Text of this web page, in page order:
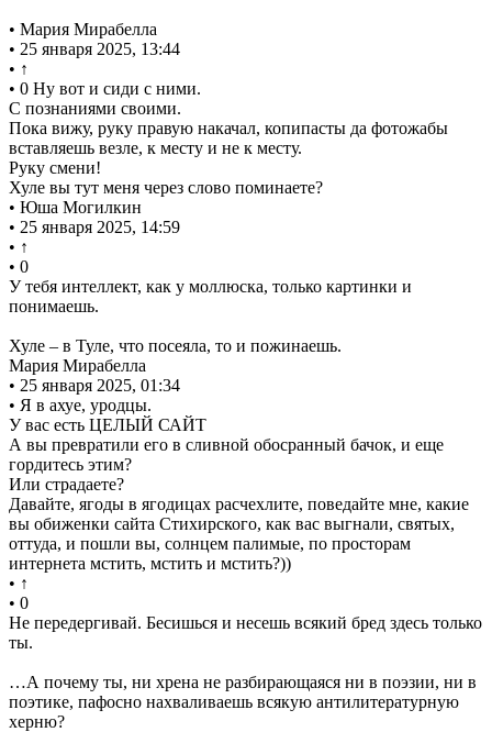
• Мария Мирабелла
• 25 января 2025, 13:44
• ↑
• 0 Ну вот и сиди с ними.
С познаниями своими.
Пока вижу, руку правую накачал, копипасты да фотожабы
вставляешь везле, к месту и не к месту.
Руку смени!
Хуле вы тут меня через слово поминаете?
• Юша Могилкин
• 25 января 2025, 14:59
• ↑
• 0
У тебя интеллект, как у моллюска, только картинки и
понимаешь.
Хуле – в Туле, что посеяла, то и пожинаешь.
Мария Мирабелла
• 25 января 2025, 01:34
• Я в ахуе, уродцы.
У вас есть ЦЕЛЫЙ САЙТ
А вы превратили его в сливной обосранный бачок, и еще
гордитесь этим?
Или страдаете?
Давайте, ягоды в ягодицах расчехлите, поведайте мне, какие
вы обиженки сайта Стихирского, как вас выгнали, святых,
оттуда, и пошли вы, солнцем палимые, по просторам
интернета мстить, мстить и мстить?))
• ↑
• 0
Не передергивай. Бесишься и несешь всякий бред здесь только
ты.
…А почему ты, ни хрена не разбирающаяся ни в поэзии, ни в
поэтике, пафосно нахваливаешь всякую антилитературную
херню?